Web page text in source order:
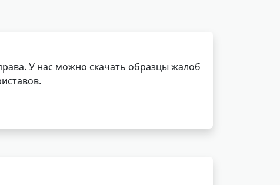
У нас можно скачать образцы жалоб